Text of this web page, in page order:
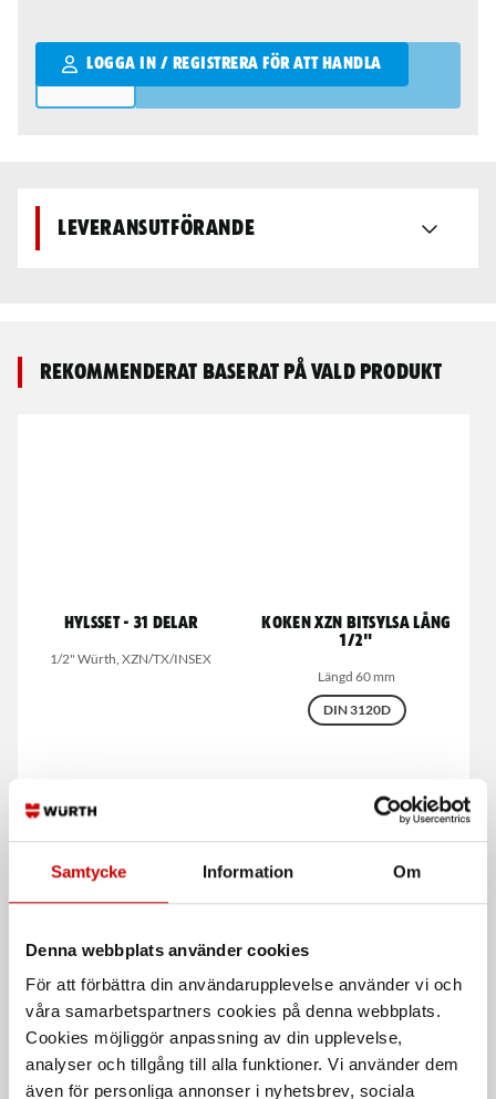
Samtycke Information Om
Denna webbplats använder cookies
För att förbättra din användarupplevelse använder vi och
våra samarbetspartners cookies på denna webbplats.
Cookies möjliggör anpassning av din upplevelse,
analyser och tillgång till alla funktioner. Vi använder dem
även för personliga annonser i nyhetsbrev, sociala
LOGGA IN / REGISTRERA FÖR ATT HANDLA
Qantity
Leveransutförande
Rekommenderat baserat på vald produkt
Hylsset - 31 delar
1/2" Würth, XZN/TX/INSEX
Koken XZN Bitsylsa lång
1/2"
Längd 60 mm
DIN 3120D
Däckmanometer 0,7-11
bar
Analog, 0,7-11 bar
Koken XZN Bitshylsa 1/2"
DIN 3120D